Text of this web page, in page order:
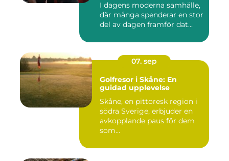
I dagens moderna samhälle,
där många spenderar en stor
del av dagen framför dat...
07. sep
Golfresor i Skåne: En
guidad upplevelse
Skåne, en pittoresk region i
södra Sverige, erbjuder en
avkopplande paus för dem
som...